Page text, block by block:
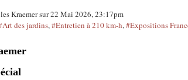
Kraemer sur 22 Mai 2026, 23:17pm
des jardins,#Entretien à 210 km-h,#Expositions